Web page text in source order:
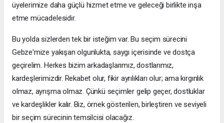
üyelerimize daha güçlü hizmet etme ve geleceği birlikte inşa
etme mücadelesidir.
Bu yolda sizlerden tek bir isteğim var. Bu seçim sürecini
Gebze'mize yakışan olgunlukta, saygı içerisinde ve dostça
geçirelim. Herkes bizim arkadaşlarımız, dostlarımız,
kardeşlerimizdir. Rekabet olur, fikir ayrılıkları olur; ama kırgınlık
olmaz, ayrışma olmaz. Çünkü seçimler gelip geçer, dostluklar
ve kardeşlikler kalır. Biz, örnek gösterilen, birleştiren ve seviyeli
bir seçim sürecinin temsilcisi olacağız.